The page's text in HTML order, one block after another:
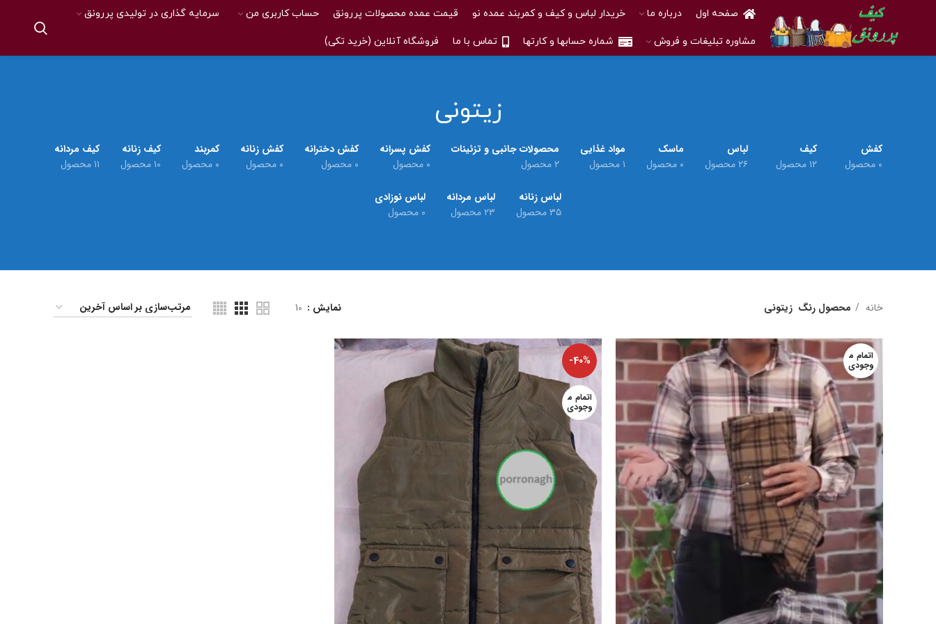
صفحه اول درباره ما خریدار لباس و کیف و کمربند عمده نو قیمت عمده محصولات پررونق حساب کاربری من سرمایه گذاری در تولیدی پررونق
مشاوره تبلیغات و فروش شماره حسابها و کارتها تماس با ما فروشگاه آنلاین (خرید تکی)
زیتونی
کفش
۰ محصول
کیف
۱۲ محصول
لباس
۲۶ محصول
ماسک
۰ محصول
مواد غذایی
۱ محصول
محصولات جانبی و تزئینات
۲ محصول
کفش پسرانه
۰ محصول
کفش دخترانه
۰ محصول
کفش زنانه
۰ محصول
کمربند
۰ محصول
کیف زنانه
۱۰ محصول
کیف مردانه
۱۱ محصول
لباس زنانه
۳۵ محصول
لباس مردانه
۲۳ محصول
لباس نوزادی
۰ محصول
خانه محصول رنگ زیتونی نمایش 10
اتمام م
وجودی -40%
اتمام م
وجودی